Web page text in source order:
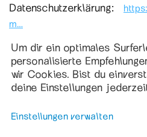
Datenschutzerklärung:
m…
Pixabay
Anbieter: Pixabay, a Canva
Pappelallee 78/79, 10437
Um dir ein optimales
personalisierte
wir Cookies. Bist du
deine Einstellungen
Einstellungen verwalten